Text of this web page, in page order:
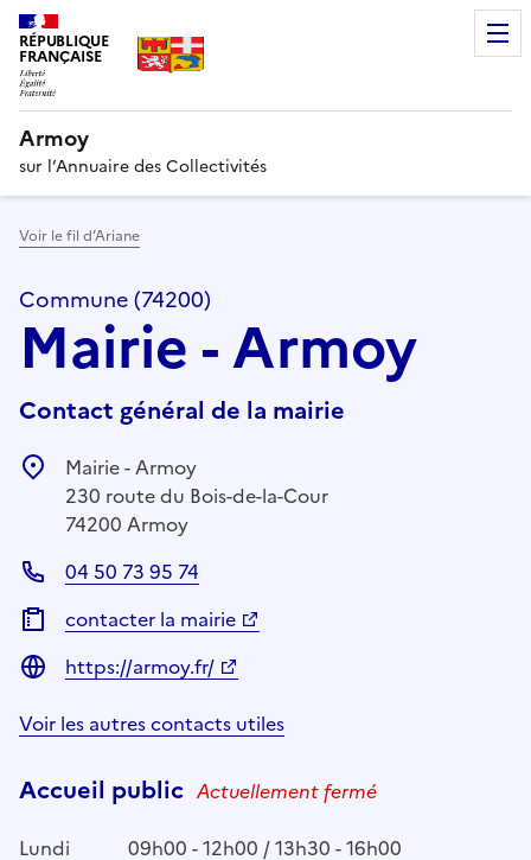
RÉPUBLIQUE
FRANÇAISE
Armoy
sur l’Annuaire des Collectivités
Voir le fil d’Ariane
Commune (74200)
Mairie - Armoy
Contact général de la mairie
Mairie - Armoy
230 route du Bois-de-la-Cour
74200 Armoy
04 50 73 95 74
contacter la mairie
https://armoy.fr/
Voir les autres contacts utiles
Accueil public Actuellement fermé
Lundi
09h00 - 12h00 / 13h30 - 16h00